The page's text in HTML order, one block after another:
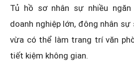
Tủ hồ sơ nhân sự nhiều
doanh nghiệp lớn, đông nhân
vừa có thể làm trang trí văn
tiết kiệm không gian.